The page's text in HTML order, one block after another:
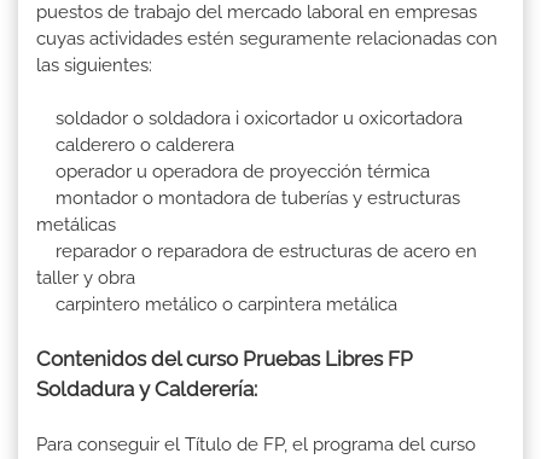
puestos de trabajo del mercado laboral en empresas
cuyas actividades estén seguramente relacionadas con
las siguientes:
soldador o soldadora i oxicortador u oxicortadora
calderero o calderera
operador u operadora de proyección térmica
montador o montadora de tuberías y estructuras
metálicas
reparador o reparadora de estructuras de acero en
taller y obra
carpintero metálico o carpintera metálica
Contenidos del curso Pruebas Libres FP
Soldadura y Calderería:
Para conseguir el Título de FP, el programa del curso